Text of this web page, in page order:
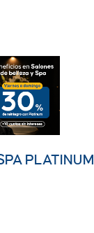
PLATINUM